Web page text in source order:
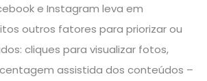
e Instagram leva em
outros fatores para priorizar ou
cliques para visualizar fotos,
assistida dos conteúdos –